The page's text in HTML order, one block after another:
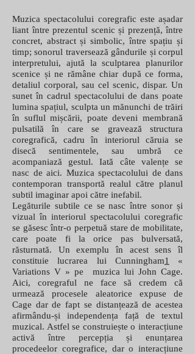
Muzica spectacolului coregrafic este așadar
liant între prezentul scenic și prezență, între
concret, abstract și simbolic, între spațiu și
timp; sonorul traversează gândurile și corpul
interpretului, ajută la sculptarea planurilor
scenice și ne rămâne chiar după ce forma,
detaliul corporal, sau cel scenic, dispar. Un
sunet în cadrul spectacolului de dans poate
lumina spațiul, sculpta un mănunchi de trăiri
în suflul mișcării, poate deveni membrană
pulsatilă în care se gravează structura
coregrafică, cadru în interiorul căruia se
disecă sentimentele, sau umbră ce
acompaniază gestul. Iată câte valențe se
nasc de aici. Muzica spectacolului de dans
contemporan transportă realul către planul
subtil imaginar apoi către inefabil.
Legăturile subtile ce se nasc între sonor și
vizual în interiorul spectacolului coregrafic
se găsesc într-o perpetuă stare de mobilitate,
care poate fi la orice pas bulversată,
răsturnată. Un exemplu în acest sens îl
constituie lucrarea lui Cunningham1
«
Variations V » pe muzica lui John Cage.
Aici, coregraful ne face să credem că
urmează procesele aleatorice expuse de
Cage dar de fapt se distanțează de acestea
afirmându-și independența față de textul
muzical. Astfel se construiește o interacțiune
activă între percepția și enunțarea
procedeelor coregrafice, dar o interacțiune